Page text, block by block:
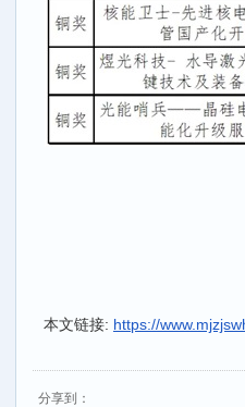
本文链接: https://
分享到：